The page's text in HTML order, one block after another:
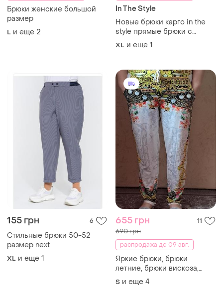
Брюки женские большой
размер
L и еще 2
In The Style
Новые брюки карго in the
style прямые брюки с
карманами большого
размера
XL и еще 1
155 грн 6
Стильные брюки 50-52
размер next
XL и еще 1
655 грн 11
690 грн
распродажа до 09 авг.
Яркие брюки, брюки
летние, брюки вискоза,
яркие брюки, летние брюки,
штаны батал
S и еще 4